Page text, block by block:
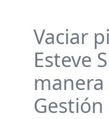
Vaciar
Esteve